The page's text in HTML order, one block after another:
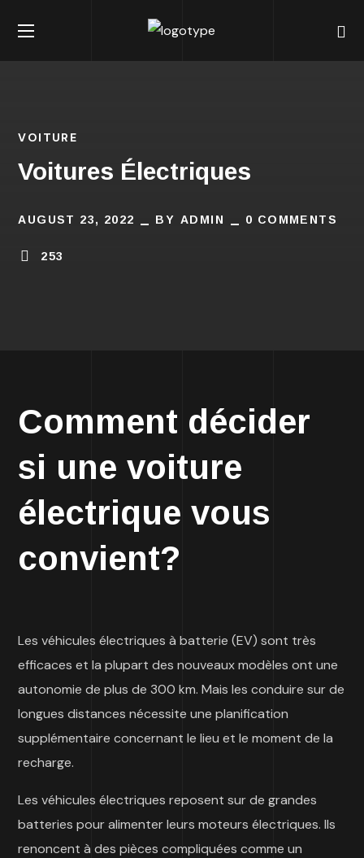
VOITURE
Voitures Électriques
AUGUST 23, 2022 BY ADMIN 0 COMMENTS
253
Comment décider
si une voiture
électrique vous
convient?
Les véhicules électriques à batterie (EV) sont très
efficaces et la plupart des nouveaux modèles ont une
autonomie de plus de 300 km. Mais les conduire sur de
longues distances nécessite une planification
supplémentaire concernant le lieu et le moment de la
recharge.
Les véhicules électriques reposent sur de grandes
batteries pour alimenter leurs moteurs électriques. Ils
renoncent à des pièces compliquées comme un